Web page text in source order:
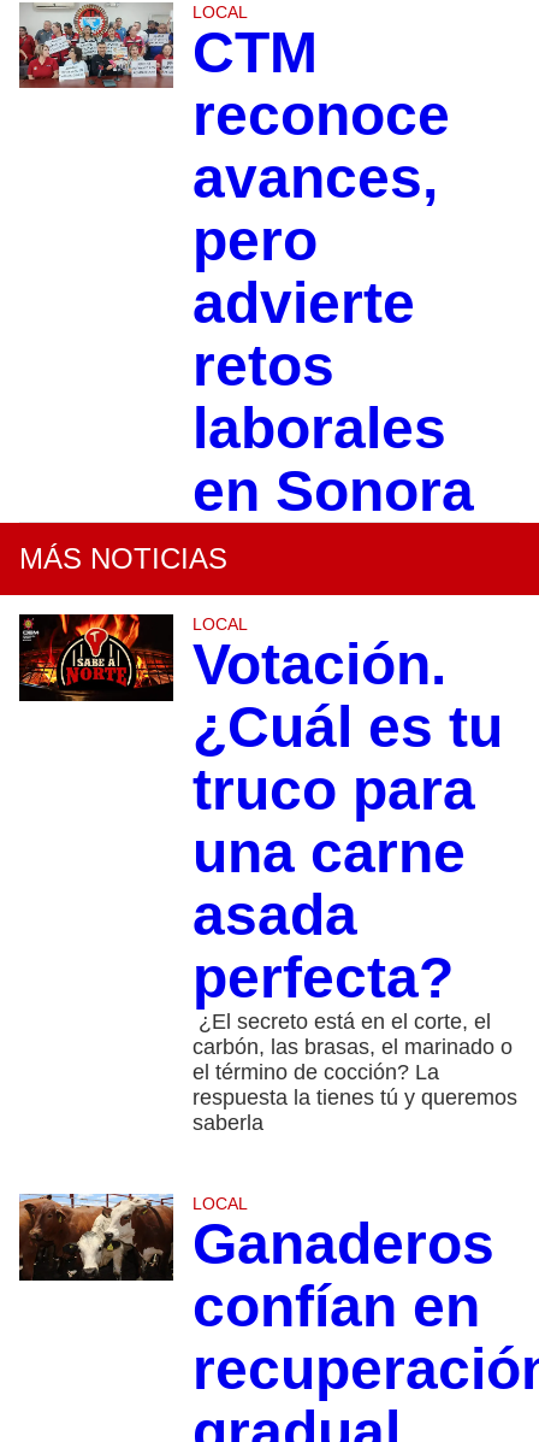
LOCAL
CTM
reconoce
avances,
pero
advierte
retos
laborales
en Sonora
MÁS NOTICIAS
LOCAL
Votación.
¿Cuál es tu
truco para
una carne
asada
perfecta?
¿El secreto está en el corte, el
carbón, las brasas, el marinado o
el término de cocción? La
respuesta la tienes tú y queremos
saberla
LOCAL
Ganaderos
confían en